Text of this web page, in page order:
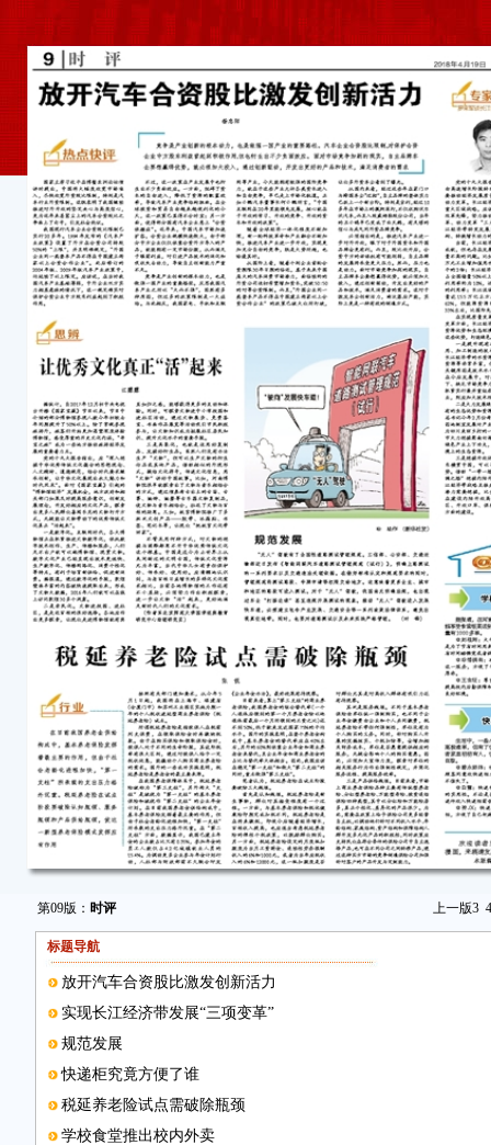
第09版： 时评 上一版3 4
标题导航
放开汽车合资股比激发创新活力
实现长江经济带发展“三项变革”
规范发展
快递柜究竟方便了谁
税延养老险试点需破除瓶颈
学校食堂推出校内外卖